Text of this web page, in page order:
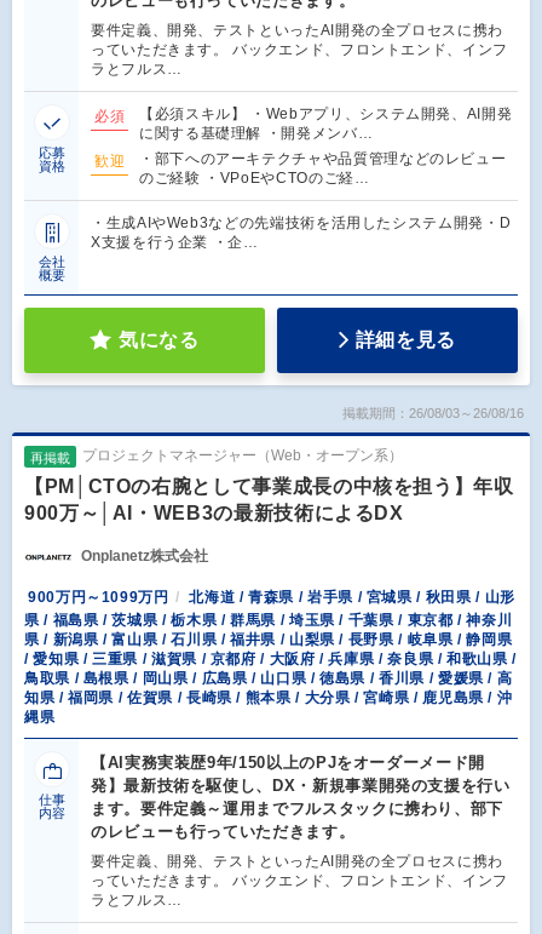
要件定義、開発、テストといったAI開発の全プロセスに携わ
っていただきます。 バックエンド、フロントエンド、インフ
ラとフルス…
応募
資格
必須
【必須スキル】 ・Webアプリ、システム開発、AI開発
に関する基礎理解 ・開発メンバ…
歓迎
・部下へのアーキテクチャや品質管理などのレビュー
のご経験 ・VPoEやCTOのご経…
会社
概要
・生成AIやWeb3などの先端技術を活用したシステム開発・D
X支援を行う企業 ・企…
気になる 詳細を見る
掲載期間：26/08/03～26/08/16
再掲載 プロジェクトマネージャー（Web・オープン系）
【PM│CTOの右腕として事業成長の中核を担う】年収
900万～│AI・WEB3の最新技術によるDX
Onplanetz株式会社
900万円～1099万円
北海道 / 青森県 / 岩手県 / 宮城県 / 秋田県 / 山形
県 / 福島県 / 茨城県 / 栃木県 / 群馬県 / 埼玉県 / 千葉県 / 東京都 / 神奈川
県 / 新潟県 / 富山県 / 石川県 / 福井県 / 山梨県 / 長野県 / 岐阜県 / 静岡県
/ 愛知県 / 三重県 / 滋賀県 / 京都府 / 大阪府 / 兵庫県 / 奈良県 / 和歌山県 /
鳥取県 / 島根県 / 岡山県 / 広島県 / 山口県 / 徳島県 / 香川県 / 愛媛県 / 高
知県 / 福岡県 / 佐賀県 / 長崎県 / 熊本県 / 大分県 / 宮崎県 / 鹿児島県 / 沖
縄県
仕事
内容
【AI実務実装歴9年/150以上のPJをオーダーメード開
発】最新技術を駆使し、DX・新規事業開発の支援を行い
ます。要件定義～運用までフルスタックに携わり、部下
のレビューも行っていただきます。
要件定義、開発、テストといったAI開発の全プロセスに携わ
っていただきます。 バックエンド、フロントエンド、インフ
ラとフルス…